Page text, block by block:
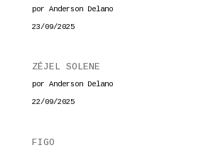
por Anderson Delano
23/09/2025
ZÉJEL SOLENE
por Anderson Delano
22/09/2025
FIGO